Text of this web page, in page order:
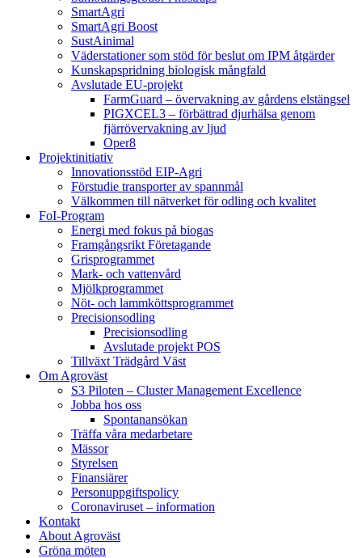
SmartAgri
SmartAgri Boost
SustAinimal
Väderstationer som stöd för beslut om IPM åtgärder
Kunskapspridning biologisk mångfald
Avslutade EU-projekt
FarmGuard – övervakning av gårdens elstängsel
PIGXCEL3 – förbättrad djurhälsa genom
fjärrövervakning av ljud
Oper8
Projektinitiativ
Innovationsstöd EIP-Agri
Förstudie transporter av spannmål
Välkommen till nätverket för odling och kvalitet
FoI-Program
Energi med fokus på biogas
Framgångsrikt Företagande
Grisprogrammet
Mark- och vattenvård
Mjölkprogrammet
Nöt- och lammköttsprogrammet
Precisionsodling
Precisionsodling
Avslutade projekt POS
Tillväxt Trädgård Väst
Om Agroväst
S3 Piloten – Cluster Management Excellence
Jobba hos oss
Spontanansökan
Träffa våra medarbetare
Mässor
Styrelsen
Finansiärer
Personuppgiftspolicy
Coronaviruset – information
Kontakt
About Agroväst
Gröna möten